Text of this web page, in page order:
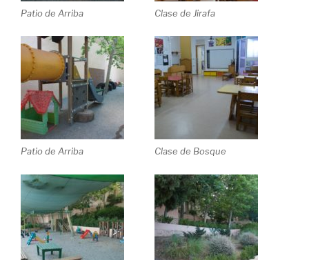
Patio de Arriba Clase de Jirafa
Patio de Arriba Clase de Bosque